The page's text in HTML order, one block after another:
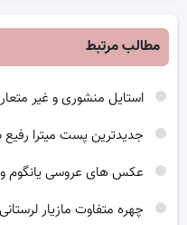
مطالب مرتبط
استایل منشوری و غیر
جدیدترین پست میترا رفیع
عکس های عروسی
چهره متفاوت مازیار